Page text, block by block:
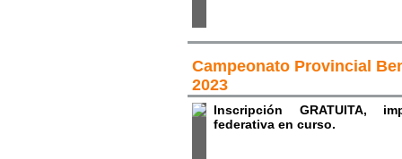
Campeonato Provincial
2023
Inscripción GRATUITA,
federativa en curso.